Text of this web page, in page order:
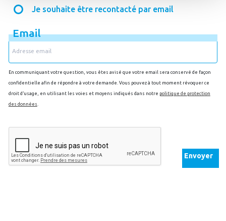
Je souhaite être recontacté par email
Email
En communiquant votre question, vous êtes avisé que votre email sera conservé de façon
confidentielle afin de répondre à votre demande. Vous pouvez à tout moment révoquer ce
droit d’usage, en utilisant les voies et moyens indiqués dans notre politique de protection
des données.
Envoyer